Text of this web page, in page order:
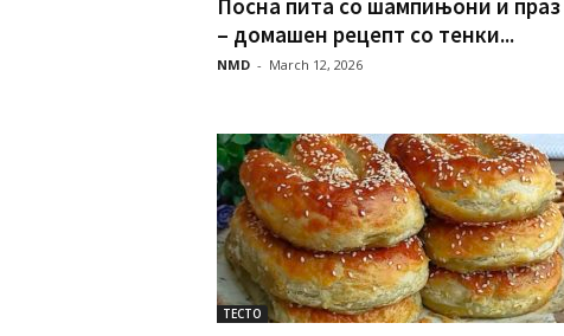
Посна пита со шампињони и праз
– домашен рецепт со тенки...
NMD - March 12, 2026
ТЕСТО